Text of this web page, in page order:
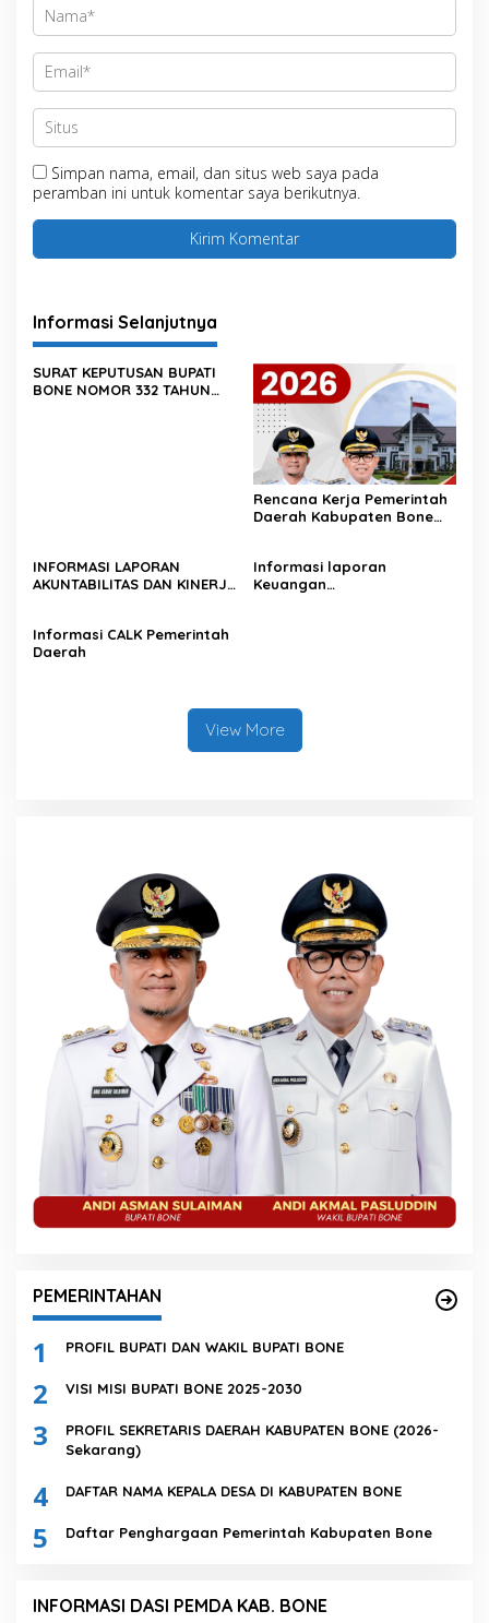
Simpan nama, email, dan situs web saya pada
peramban ini untuk komentar saya berikutnya.
Informasi Selanjutnya
SURAT KEPUTUSAN BUPATI
BONE NOMOR 332 TAHUN
Rencana Kerja Pemerintah
Daerah Kabupaten Bone
INFORMASI LAPORAN
AKUNTABILITAS DAN KINERJA
Informasi laporan
Keuangan
Informasi CALK Pemerintah
Daerah
View More
PEMERINTAHAN
1 PROFIL BUPATI DAN WAKIL BUPATI BONE
2 VISI MISI BUPATI BONE 2025-2030
3
PROFIL SEKRETARIS DAERAH KABUPATEN BONE (2026-
Sekarang)
4 DAFTAR NAMA KEPALA DESA DI KABUPATEN BONE
5 Daftar Penghargaan Pemerintah Kabupaten Bone
INFORMASI DASI PEMDA KAB. BONE